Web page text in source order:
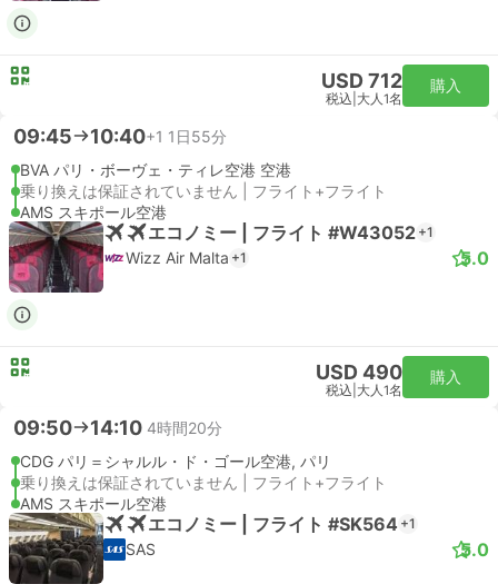
USD 712
税込 大人1名
購入
09:45 10:40+1 1日55分
BVA パリ・ボーヴェ・ティレ空港 空港
乗り換えは保証されていません | フライト+フライト
AMS スキポール空港
エコノミー | フライト #W43052 +1
Wizz Air Malta +1 5.0
USD 490
税込 大人1名
購入
09:50 14:10 4時間20分
CDG パリ＝シャルル・ド・ゴール空港, パリ
乗り換えは保証されていません | フライト+フライト
AMS スキポール空港
エコノミー | フライト #SK564 +1
SAS 5.0